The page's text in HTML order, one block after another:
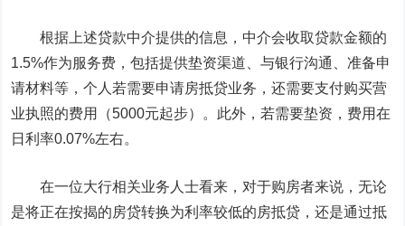
根据上述贷款中介提供的信息，中介会收取贷款金额的
1.5%作为服务费，包括提供垫资渠道、与银行沟通、准备申
请材料等，个人若需要申请房抵贷业务，还需要支付购买营
业执照的费用（5000元起步）。此外，若需要垫资，费用在
日利率0.07%左右。
在一位大行相关业务人士看来，对于购房者来说，无论
是将正在按揭的房贷转换为利率较低的房抵贷，还是通过抵